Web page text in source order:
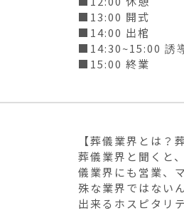
■13:00 開式
■14:00 出棺
■14:30~15:00 誘
■15:00 終業
【葬儀業界とは？
葬儀業界と聞くと
儀業界にも営業、
殊な業界ではない
出来るホスピタリ